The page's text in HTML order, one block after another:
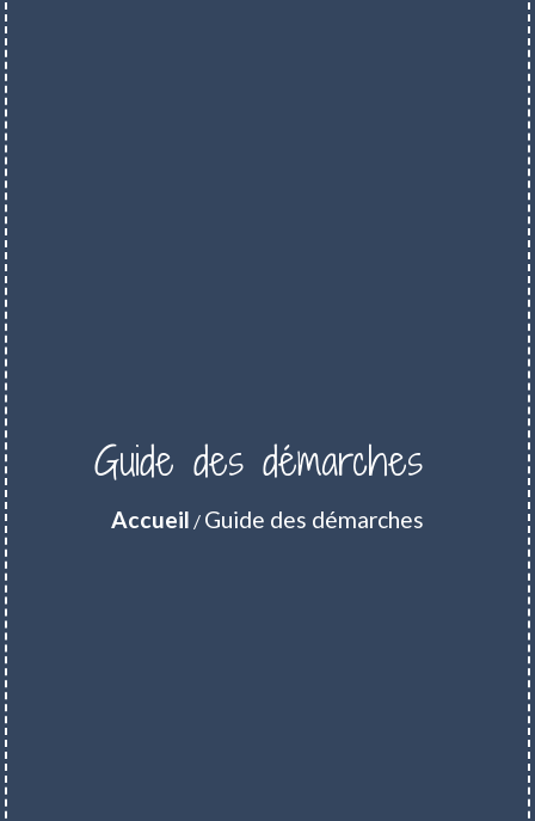
Guide des démarches
Accueil / Guide des démarches